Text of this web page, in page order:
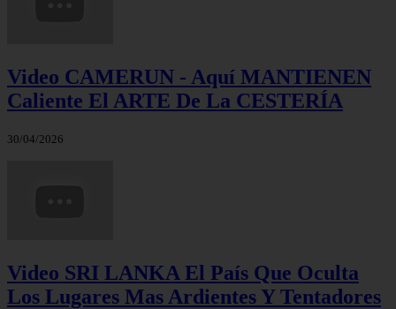
Video CAMERUN - Aquí MANTIENEN
Caliente El ARTE De La CESTERÍA
30/04/2026
Video SRI LANKA El País Que Oculta
Los Lugares Mas Ardientes Y Tentadores